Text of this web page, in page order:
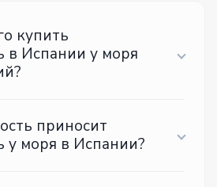
купить
в Испании у моря
приносит
у моря в Испании?